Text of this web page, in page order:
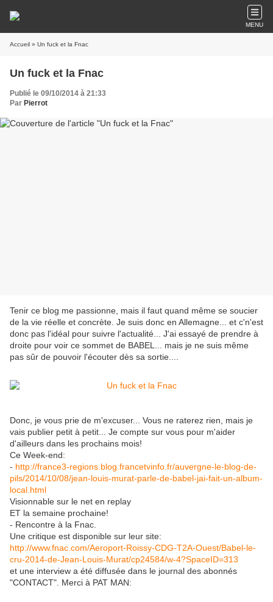
MENU
Accueil » Un fuck et la Fnac
Un fuck et la Fnac
Publié le 09/10/2014 à 21:33
Par Pierrot
Tenir ce blog me passionne, mais il faut quand même se soucier
de la vie réelle et concrète. Je suis donc en Allemagne... et c'n'est
donc pas l'idéal pour suivre l'actualité... J'ai essayé de prendre à
droite pour voir ce sommet de BABEL... mais je ne suis même
pas sûr de pouvoir l'écouter dès sa sortie....
Donc, je vous prie de m'excuser... Vous ne raterez rien, mais je
vais publier petit à petit... Je compte sur vous pour m'aider
d'ailleurs dans les prochains mois!
Ce Week-end:
- http://france3-regions.blog.francetvinfo.fr/auvergne-le-blog-de-
pils/2014/10/08/jean-louis-murat-parle-de-babel-jai-fait-un-album-
local.html
Visionnable sur le net en replay
ET la semaine prochaine!
- Rencontre à la Fnac.
Une critique est disponible sur leur site:
http://www.fnac.com/Aeroport-Roissy-CDG-T2A-Ouest/Babel-le-
cru-2014-de-Jean-Louis-Murat/cp24584/w-4?SpaceID=313
et une interview a été diffusée dans le journal des abonnés
"CONTACT". Merci à PAT MAN: